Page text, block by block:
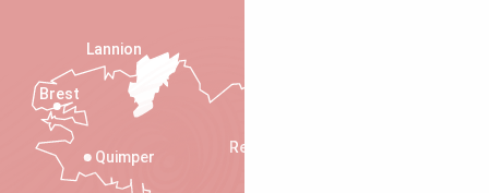
Rennes
Quimper
Lannion
Brest